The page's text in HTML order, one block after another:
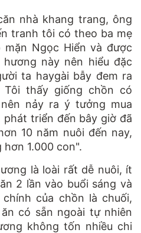
nhà khang trang, ông
tranh tôi có theo ba mẹ
Ngọc Hiển và được
này nên hiểu đặc
ta haygài bẫy đem ra
thấy giống chồn có
nảy ra ý tưởng mua
triển đến bây giờ đã
10 năm nuôi đến nay,
1.000 con".
là loài rất dễ nuôi, ít
2 lần vào buổi sáng và
của chồn là chuối,
có sẵn ngoài tự nhiên
không tốn nhiều chi